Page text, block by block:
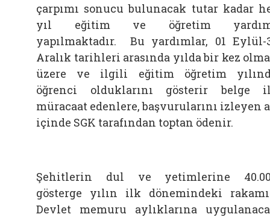
çarpımı sonucu bulunacak tutar kadar
yıl eğitim ve öğretim
yapılmaktadır. Bu yardımlar, 01 Eylül-
Aralık tarihleri arasında yılda bir kez
üzere ve ilgili eğitim öğretim
öğrenci olduklarını gösterir belge
müracaat edenlere, başvurularını izleyen
içinde SGK tarafından toptan ödenir.
Şehitlerin dul ve yetimlerine
gösterge yılın ilk dönemindeki
Devlet memuru aylıklarına